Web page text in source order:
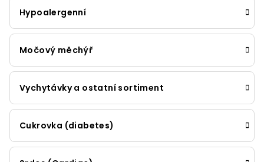
Hypoalergenní
Močový měchýř
Vychytávky a ostatní sortiment
Cukrovka (diabetes)